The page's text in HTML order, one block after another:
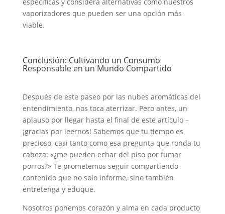
vaporizadores que pueden ser una opción más
viable.
Conclusión: Cultivando un Consumo
Responsable en un Mundo Compartido
Después de este paseo por las nubes aromáticas del
entendimiento, nos toca aterrizar. Pero antes, un
aplauso por llegar hasta el final de este artículo –
¡gracias por leernos! Sabemos que tu tiempo es
precioso, casi tanto como esa pregunta que ronda tu
cabeza: «¿me pueden echar del piso por fumar
porros?» Te prometemos seguir compartiendo
contenido que no solo informe, sino también
entretenga y eduque.
Nosotros ponemos corazón y alma en cada producto